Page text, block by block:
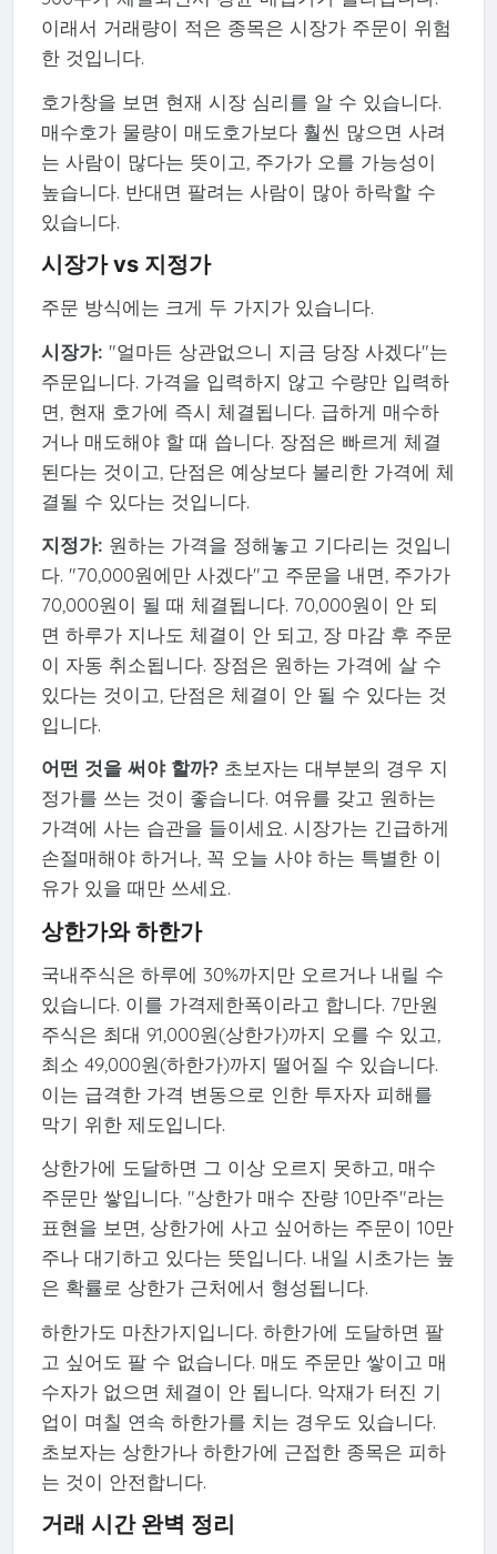
이래서 거래량이 적은 종목은 시장가 주문이 위험
한 것입니다.
호가창을 보면 현재 시장 심리를 알 수 있습니다.
매수호가 물량이 매도호가보다 훨씬 많으면 사려
는 사람이 많다는 뜻이고, 주가가 오를 가능성이
높습니다. 반대면 팔려는 사람이 많아 하락할 수
있습니다.
시장가 vs 지정가
주문 방식에는 크게 두 가지가 있습니다.
시장가: "얼마든 상관없으니 지금 당장 사겠다"는
주문입니다. 가격을 입력하지 않고 수량만 입력하
면, 현재 호가에 즉시 체결됩니다. 급하게 매수하
거나 매도해야 할 때 씁니다. 장점은 빠르게 체결
된다는 것이고, 단점은 예상보다 불리한 가격에 체
결될 수 있다는 것입니다.
지정가: 원하는 가격을 정해놓고 기다리는 것입니
다. "70,000원에만 사겠다"고 주문을 내면, 주가가
70,000원이 될 때 체결됩니다. 70,000원이 안 되
면 하루가 지나도 체결이 안 되고, 장 마감 후 주문
이 자동 취소됩니다. 장점은 원하는 가격에 살 수
있다는 것이고, 단점은 체결이 안 될 수 있다는 것
입니다.
어떤 것을 써야 할까?초보자는 대부분의 경우 지
정가를 쓰는 것이 좋습니다. 여유를 갖고 원하는
가격에 사는 습관을 들이세요. 시장가는 긴급하게
손절매해야 하거나, 꼭 오늘 사야 하는 특별한 이
유가 있을 때만 쓰세요.
상한가와 하한가
국내주식은 하루에 30%까지만 오르거나 내릴 수
있습니다. 이를 가격제한폭이라고 합니다. 7만원
주식은 최대 91,000원(상한가)까지 오를 수 있고,
최소 49,000원(하한가)까지 떨어질 수 있습니다.
이는 급격한 가격 변동으로 인한 투자자 피해를
막기 위한 제도입니다.
상한가에 도달하면 그 이상 오르지 못하고, 매수
주문만 쌓입니다. "상한가 매수 잔량 10만주"라는
표현을 보면, 상한가에 사고 싶어하는 주문이 10만
주나 대기하고 있다는 뜻입니다. 내일 시초가는 높
은 확률로 상한가 근처에서 형성됩니다.
하한가도 마찬가지입니다. 하한가에 도달하면 팔
고 싶어도 팔 수 없습니다. 매도 주문만 쌓이고 매
수자가 없으면 체결이 안 됩니다. 악재가 터진 기
업이 며칠 연속 하한가를 치는 경우도 있습니다.
초보자는 상한가나 하한가에 근접한 종목은 피하
는 것이 안전합니다.
거래 시간 완벽 정리